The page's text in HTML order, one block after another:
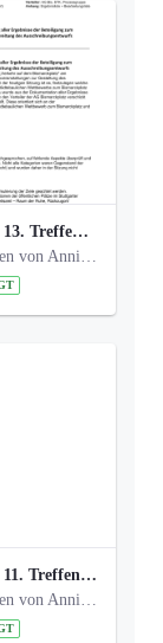
Protokoll 13. Treffen 20151130 AG Bismarckplatz.pdf
Protokoll 11. Treffen 20150901 AG Bismarckplatz.pdf